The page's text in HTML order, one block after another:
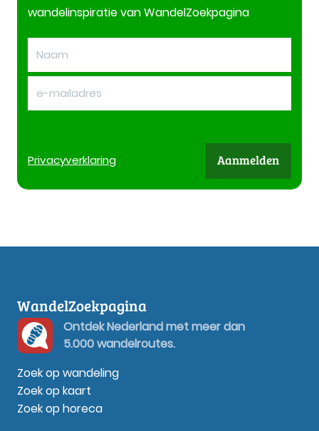
wandelinspiratie van WandelZoekpagina
Privacyverklaring Aanmelden
WandelZoekpagina
Ontdek Nederland met meer dan
5.000 wandelroutes.
Zoek op wandeling
Zoek op kaart
Zoek op horeca